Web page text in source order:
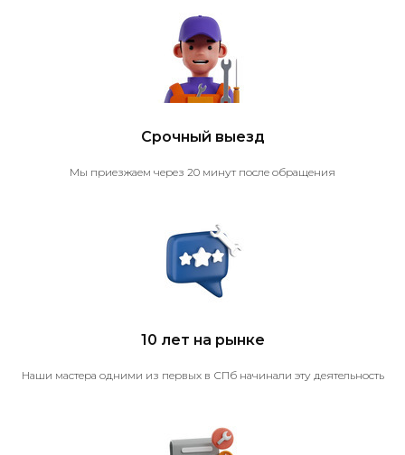
Срочный выезд
Мы приезжаем через 20 минут после обращения
10 лет на рынке
Наши мастера одними из первых в СПб начинали эту деятельность